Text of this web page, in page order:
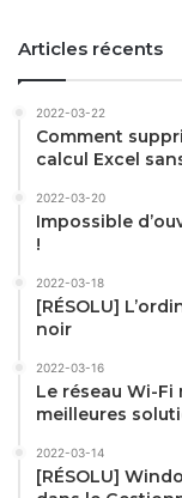
Articles récents
2022-03-22
Comment
calcul Excel
2022-03-20
Impossible
!
2022-03-18
[RÉSOLU]
noir
2022-03-16
Le réseau Wi-Fi
meilleures
2022-03-14
[RÉSOLU]